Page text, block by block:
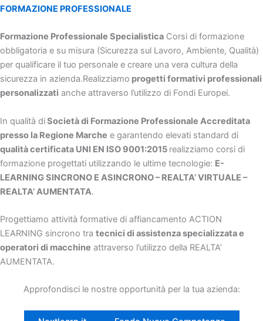
FORMAZIONE PROFESSIONALE
Formazione Professionale Specialistica Corsi di formazione
obbligatoria e su misura (Sicurezza sul Lavoro, Ambiente, Qualità)
per qualificare il tuo personale e creare una vera cultura della
sicurezza in azienda.Realizziamo progetti formativi professionali
personalizzati anche attraverso l’utilizzo di Fondi Europei.
In qualità diSocietà di Formazione Professionale Accreditata
presso la Regione Marche e garantendo elevati standard di
qualità certificata UNI EN ISO 9001:2015 realizziamo corsi di
formazione progettati utilizzando le ultime tecnologie: E-
LEARNING SINCRONO E ASINCRONO – REALTA’ VIRTUALE –
REALTA’ AUMENTATA.
Progettiamo attività formative di affiancamento ACTION
LEARNING sincrono tra tecnici di assistenza specializzata e
operatori di macchine attraverso l’utilizzo della REALTA’
AUMENTATA.
Approfondisci le nostre opportunità per la tua azienda: